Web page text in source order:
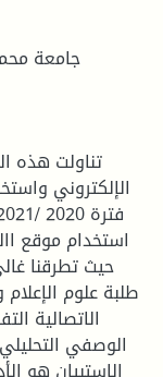
جامعة
تناولت هذه
الإلكتروني
استخدام موقع
حيث تطرقنا
طلبة علوم
الاتصالية
الوصفي